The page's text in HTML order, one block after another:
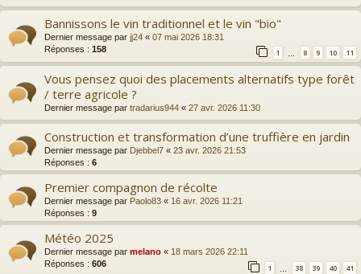
Bannissons le vin traditionnel et le vin "bio"
Dernier message par jj24 « 07 mai 2026 18:31
Réponses : 158 1 … 8 9 10 11
Vous pensez quoi des placements alternatifs type forêt
/ terre agricole ?
Dernier message par tradarius944 « 27 avr. 2026 11:30
Construction et transformation d’une truffière en jardin
Dernier message par Djebbel7 « 23 avr. 2026 21:53
Réponses : 6
Premier compagnon de récolte
Dernier message par Paolo83 « 16 avr. 2026 11:21
Réponses : 9
Météo 2025
Dernier message par melano « 18 mars 2026 22:11
Réponses : 606 1 38 39 40 41